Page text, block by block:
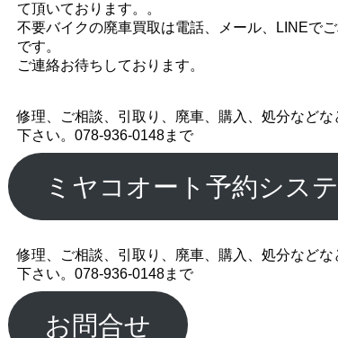
て頂いております。。
不要バイクの廃車買取は電話、メール、LINEで
です。
ご連絡お待ちしております。
修理、ご相談、引取り、廃車、購入、処分など
下さい。078-936-0148まで
ミヤコオート予約シス
修理、ご相談、引取り、廃車、購入、処分など
下さい。078-936-0148まで
お問合せ